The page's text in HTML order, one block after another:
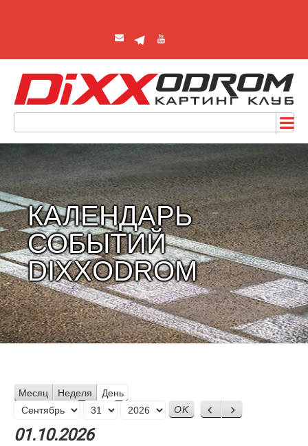
КАЛЕНДАРЬ
СОБЫТИЙ
DIXXODROM
Месяц Неделя День
Месяц
День
Год
Назад
Вперед
01.10.2026